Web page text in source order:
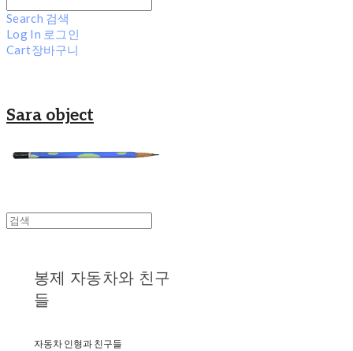
Search 검색
Log In 로그인
Cart장바구니
Sara object
봉제 자동차와 친구
들
자동차 인형과 친구들